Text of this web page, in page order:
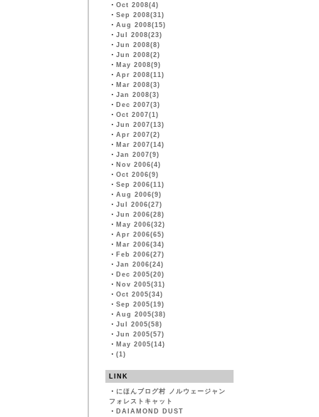
・ Oct 2008(4)
・ Sep 2008(31)
・ Aug 2008(15)
・ Jul 2008(23)
・ Jun 2008(8)
・ Jun 2008(2)
・ May 2008(9)
・ Apr 2008(11)
・ Mar 2008(3)
・ Jan 2008(3)
・ Dec 2007(3)
・ Oct 2007(1)
・ Jun 2007(13)
・ Apr 2007(2)
・ Mar 2007(14)
・ Jan 2007(9)
・ Nov 2006(4)
・ Oct 2006(9)
・ Sep 2006(11)
・ Aug 2006(9)
・ Jul 2006(27)
・ Jun 2006(28)
・ May 2006(32)
・ Apr 2006(65)
・ Mar 2006(34)
・ Feb 2006(27)
・ Jan 2006(24)
・ Dec 2005(20)
・ Nov 2005(31)
・ Oct 2005(34)
・ Sep 2005(19)
・ Aug 2005(38)
・ Jul 2005(58)
・ Jun 2005(57)
・ May 2005(14)
・ (1)
LINK
・ にほんブログ村 ノルウェージャン
フォレストキャット
・ DAIAMOND DUST